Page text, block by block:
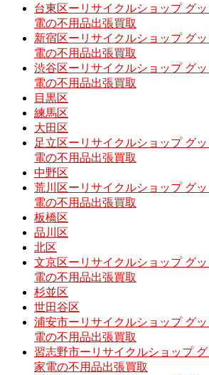
台東区ーリサイクルショップ グ
電の不用品出張買取
新宿区ーリサイクルショップ グ
電の不用品出張買取
渋谷区ーリサイクルショップ グ
電の不用品出張買取
目黒区
練馬区
大田区
足立区ーリサイクルショップ グ
電の不用品出張買取
中野区
荒川区ーリサイクルショップ グ
電の不用品出張買取
板橋区
品川区
北区
文京区ーリサイクルショップ グ
電の不用品出張買取
杉並区
世田谷区
浦安市ーリサイクルショップ グ
電の不用品出張買取
習志野市ーリサイクルショップ
家電の不用品出張買取